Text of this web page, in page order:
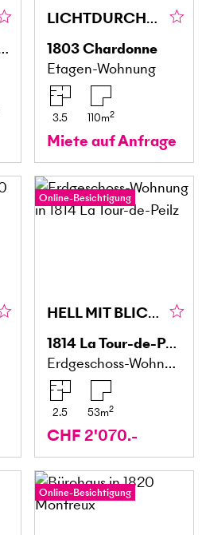
LICHTDURCHFLUTET MIT PANORAMA-SICHT AUF DEN SEE
1803Chardonne
Etagen-Wohnung
3.5 110m2
Miete auf Anfrage
Online-Besichtigung
HELL MIT BLICK AUF DEN SEE
1814 La Tour-de-Peilz
Erdgeschoss-Wohnung
2.5 53m2
CHF 2'070.-
Online-Besichtigung